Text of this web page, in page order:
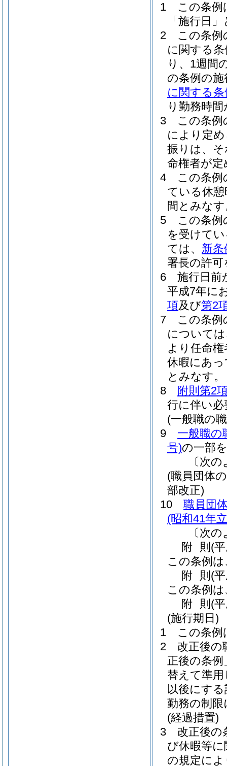
1
この条例
「施行日
2
この条例
に関する条
り、1週間
の条例の
に関する条
り勤務時
3
この条例
により定
振りは、
命権者が
4
この条例
ている休
間とみな
5
この条例
を受けて
ては、 新条
署長の許
6
施行日前
平成7年に
項及び第2
7
この条例
について
より任命
休暇にあ
とみなす。
8
附則第2
行に伴い
(一般職の
9
一般職の
号)の一部
〔次
(職員団体
部改正)
10
職員団
(昭和41年
〔次
附 則 (
この条例
附 則 (
この条例
附 則 (
(施行期日)
1
この条例
2
改正後の
正後の条
替えて準
以後にす
勤務の制
(経過措置)
3
改正後の
び休暇等
の規定に